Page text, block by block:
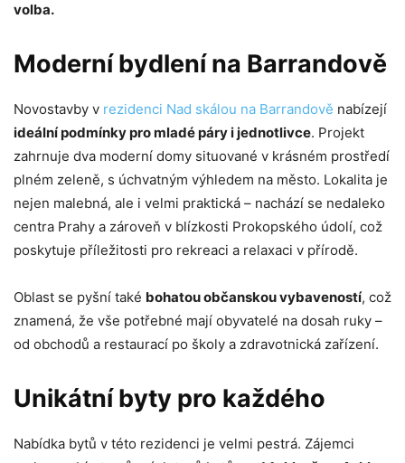
volba.
Moderní bydlení na Barrandově
Novostavby v rezidenci Nad skálou na Barrandově nabízejí
ideální podmínky pro mladé páry i jednotlivce. Projekt
zahrnuje dva moderní domy situované v krásném prostředí
plném zeleně, s úchvatným výhledem na město. Lokalita je
nejen malebná, ale i velmi praktická – nachází se nedaleko
centra Prahy a zároveň v blízkosti Prokopského údolí, což
poskytuje příležitosti pro rekreaci a relaxaci v přírodě.
Oblast se pyšní také bohatou občanskou vybaveností, což
znamená, že vše potřebné mají obyvatelé na dosah ruky –
od obchodů a restaurací po školy a zdravotnická zařízení.
Unikátní byty pro každého
Nabídka bytů v této rezidenci je velmi pestrá. Zájemci